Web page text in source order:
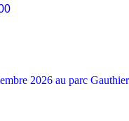
2026 au parc